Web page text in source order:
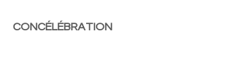
CONCÉLÉBRATION